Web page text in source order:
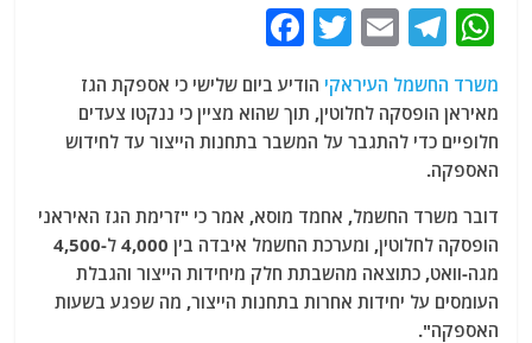
W
at
s
A
p
p
T
el
e
g
m
E
ai
l
T
itt
er
c
e
o
o
k
משרד החשמל העיראקי הודיע ​​ביום שלישי כי אספקת הגז
מאיראן הופסקה לחלוטין, תוך שהוא מציין כי ננקטו צעדים
חלופיים כדי להתגבר על המשבר בתחנות הייצור עד לחידוש
האספקה.
דובר משרד החשמל, אחמד מוסא, אמר כי "זרימת הגז האיראני
הופסקה לחלוטין, ומערכת החשמל איבדה בין 4,000 ל-4,500
מגה-וואט, כתוצאה מהשבתת חלק מיחידות הייצור והגבלת
העומסים על יחידות אחרות בתחנות הייצור, מה שפגע בשעות
האספקה".